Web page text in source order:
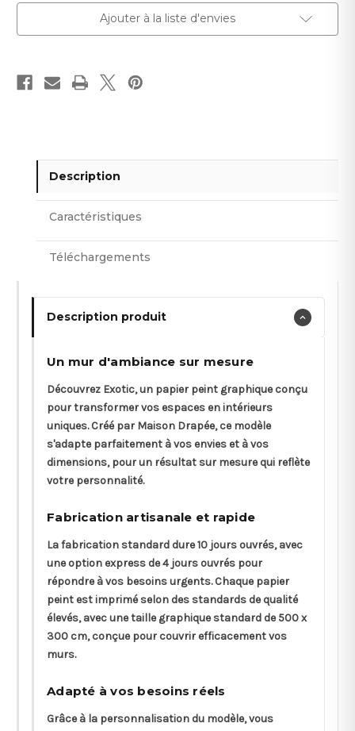
Ajouter à la liste d'envies
Description
Caractéristiques
Téléchargements
Description produit
Un mur d'ambiance sur mesure
Découvrez Exotic, un papier peint graphique conçu
pour transformer vos espaces en intérieurs
uniques. Créé par Maison Drapée, ce modèle
s'adapte parfaitement à vos envies et à vos
dimensions, pour un résultat sur mesure qui reflète
votre personnalité.
Fabrication artisanale et rapide
La fabrication standard dure 10 jours ouvrés, avec
une option express de 4 jours ouvrés pour
répondre à vos besoins urgents. Chaque papier
peint est imprimé selon des standards de qualité
élevés, avec une taille graphique standard de 500 x
300 cm, conçue pour couvrir efficacement vos
murs.
Adapté à vos besoins réels
Grâce à la personnalisation du modèle, vous